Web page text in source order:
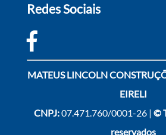
Redes Sociais
MATEUS LINCOLN
EIRELI
CNPJ:07.471.760/0001-26 |©
reservados